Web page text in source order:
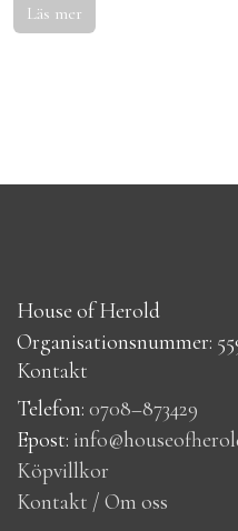
Läs mer
House of Herold
Organisationsnummer:
Kontakt
Telefon: 0708–873429
Epost:
Köpvillkor
Kontakt / Om oss